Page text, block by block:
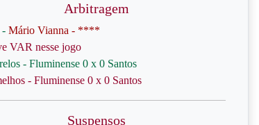
Arbitragem
- Mário Vianna - ****
VAR nesse jogo
- Fluminense 0 x 0 Santos
- Fluminense 0 x 0 Santos
Suspensos